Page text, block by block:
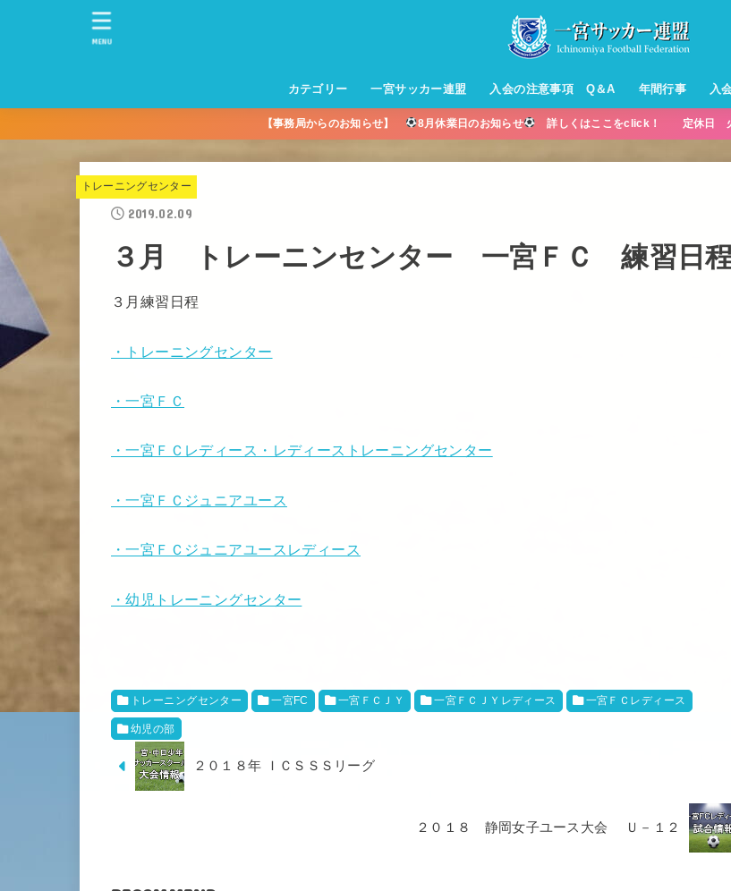
カテゴリー
一宮サッカースクール【小学生】
トレーニングセンター【小学生】
一宮FA
一宮FC
一宮ＦＣレディース
一宮サッカースクール【中学生】
中学生練習
一宮ＦＣＪＹ【中学生男子】
一宮ＦＣＪYレディース【中学生
女子】
幼児トレセン【年長・年中・年
少】
パパさんママさん
親子の部
社会人の部
コルボス 【シニア】
フットサル
コルボスリーグ
グレイセス
一宮サッカー連盟 入会の注意事項 Q＆A 年間行事 入
MENU
【事務局からのお知らせ】 8月休業日のお知らせ 詳しくはここをclick！ 定休日
トレーニングセンター
2019.02.09
３月 トレーニンセンター 一宮ＦＣ 練習日程
３月練習日程
・トレーニングセンター
・一宮ＦＣ
・一宮ＦＣレディース・レディーストレーニングセンター
・一宮ＦＣジュニアユース
・一宮ＦＣジュニアユースレディース
・幼児トレーニングセンター
トレーニングセンター 一宮FC 一宮ＦＣＪＹ 一宮ＦＣＪＹレディース 一宮ＦＣレディース
幼児の部
２０１８年 ＩＣＳＳＳリーグ
２０１８ 静岡女子ユース大会 Ｕ－１２